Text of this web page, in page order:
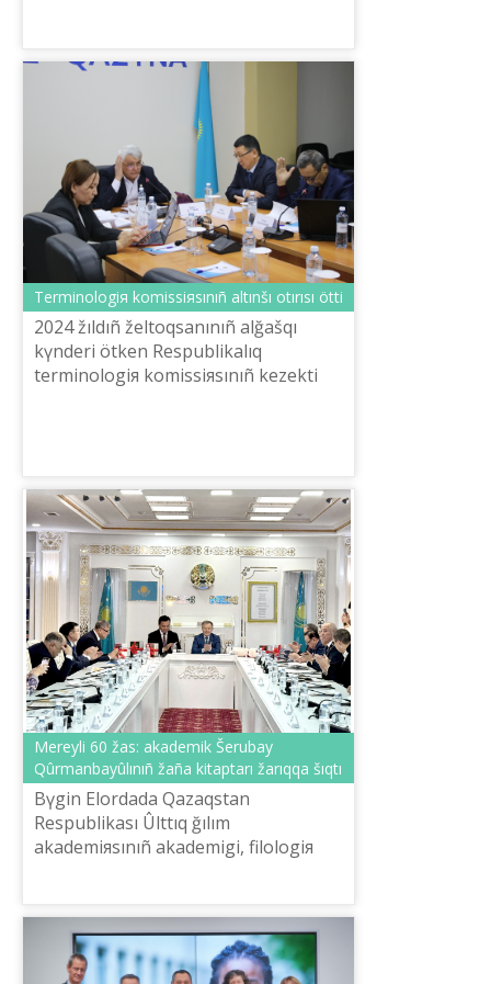
Terminologiя komissiяsınıñ altınšı otırısı öttі
2024 žıldıñ želtoqsanınıñ alğašqı
kүnderі ötken Respublikalıq
terminologiя komissiяsınıñ kezektі
Mereylі 60 žas: akademik Šerubay
Qûrmanbayûlınıñ žaña kіtaptarı žarıqqa šıqtı
Bүgіn Elordada Qazaqstan
Respublikası Ûlttıq ğılım
akademiяsınıñ akademigі, filologiя
mereytoyına oray ğal...